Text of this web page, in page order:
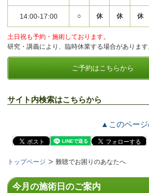
14:00-17:00 ○ 休 休 休
土日祝も予約・施術しております。
研究・講義により、臨時休業する場合があります
ご予約はこちらから
サイト内検索はこちらから
▲このペー
トップページ 難聴でお困りのあなたへ
今月の施術日のご案内